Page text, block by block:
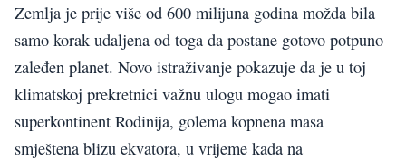
Zemlja je prije više od 600 milijuna godina možda bila
samo korak udaljena od toga da postane gotovo potpuno
zaleđen planet. Novo istraživanje pokazuje da je u toj
klimatskoj prekretnici važnu ulogu mogao imati
superkontinent Rodinija, golema kopnena masa
smještena blizu ekvatora, u vrijeme kada na